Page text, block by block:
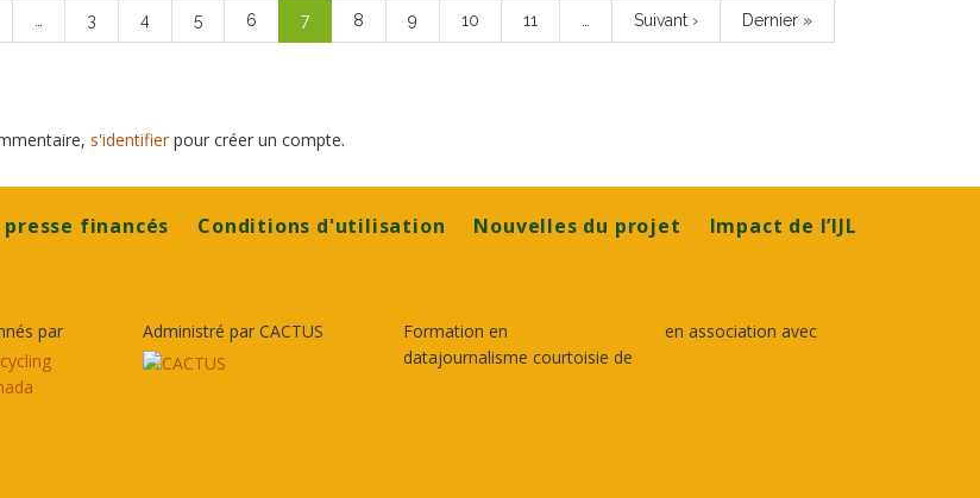
Page
3 Page
4 Page
5 Page
6
Page
courante
7 Page
8 Page
9 Page
10 Page
11
Page
suivante
Suivant ›
Dernière
page
Dernier »
s'identifierpour créer un compte.
financés Conditions d'utilisation Nouvelles du projet
Impact de l’IJL
par Administré par CACTUS
Formation en
datajournalisme courtoisie de
en association avec